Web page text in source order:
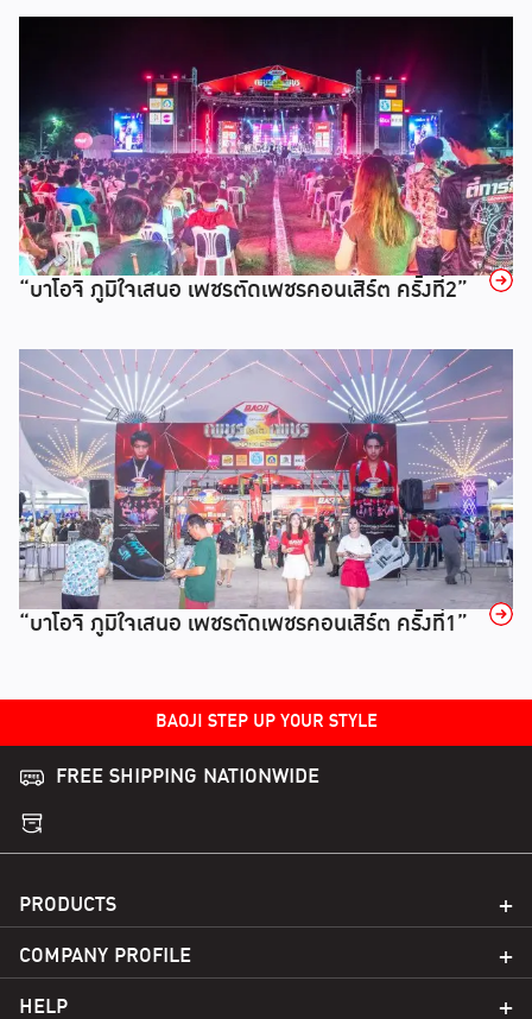
“บาโอจิ ภูมิใจเสนอ เพชรตัดเพชรคอนเสิร์ต ครั้งที่2” →
“บาโอจิ ภูมิใจเสนอ เพชรตัดเพชรคอนเสิร์ต ครั้งที่1” →
BAOJI STEP UP YOUR STYLE
FREE SHIPPING NATIONWIDE
PRODUCTS
COMPANY PROFILE
HELP